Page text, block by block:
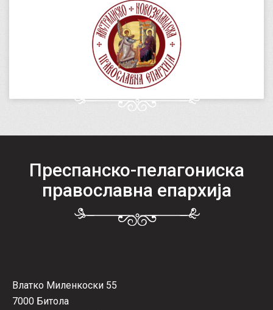
Преспанско-пелагониска
православна епархија
Влатко Миленкоски 55
7000 Битола